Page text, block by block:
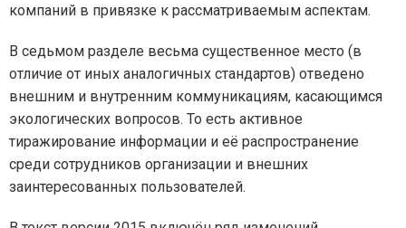
компаний в привязке к рассматриваемым аспектам.
В седьмом разделе весьма существенное место (в
отличие от иных аналогичных стандартов) отведено
внешним и внутренним коммуникациям, касающимся
экологических вопросов. То есть активное
тиражирование информации и её распространение
среди сотрудников организации и внешних
заинтересованных пользователей.